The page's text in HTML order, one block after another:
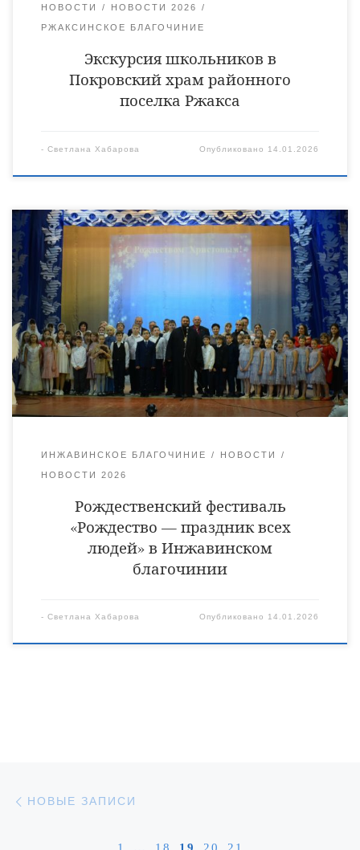
НОВОСТИ НОВОСТИ 2026
РЖАКСИНСКОЕ БЛАГОЧИНИЕ
Экскурсия школьников в
Покровский храм районного
поселка Ржакса
- Светлана Хабарова Опубликовано 14.01.2026
13 января в культурно-досуговом центре р.п. Инжавино
прошел 17-й муниципальный Рождественский фестиваль
«Рождество — праздник всех людей». В мероприятии
приняли участие 150 детей из 5 организаций: Караваинский
и Землянский филиалы МБОУ «Инжавинская средняя
общеобразовательная школа», МБОУ «Красивская средняя
общеобразовательная школа», ее филиал «Карай-
Салтыковский» и МБДОУ «Инжавинская школа искусств».
На празднике присутствовали благочинный Инжавинского
округа […]
ИНЖАВИНСКОЕ БЛАГОЧИНИЕ НОВОСТИ
НОВОСТИ 2026
Рождественский фестиваль
«Рождество — праздник всех
людей» в Инжавинском
благочинии
- Светлана Хабарова Опубликовано 14.01.2026
Навигация по записям
НОВЫЕ ЗАПИСИ
1 … 18 19 20 21